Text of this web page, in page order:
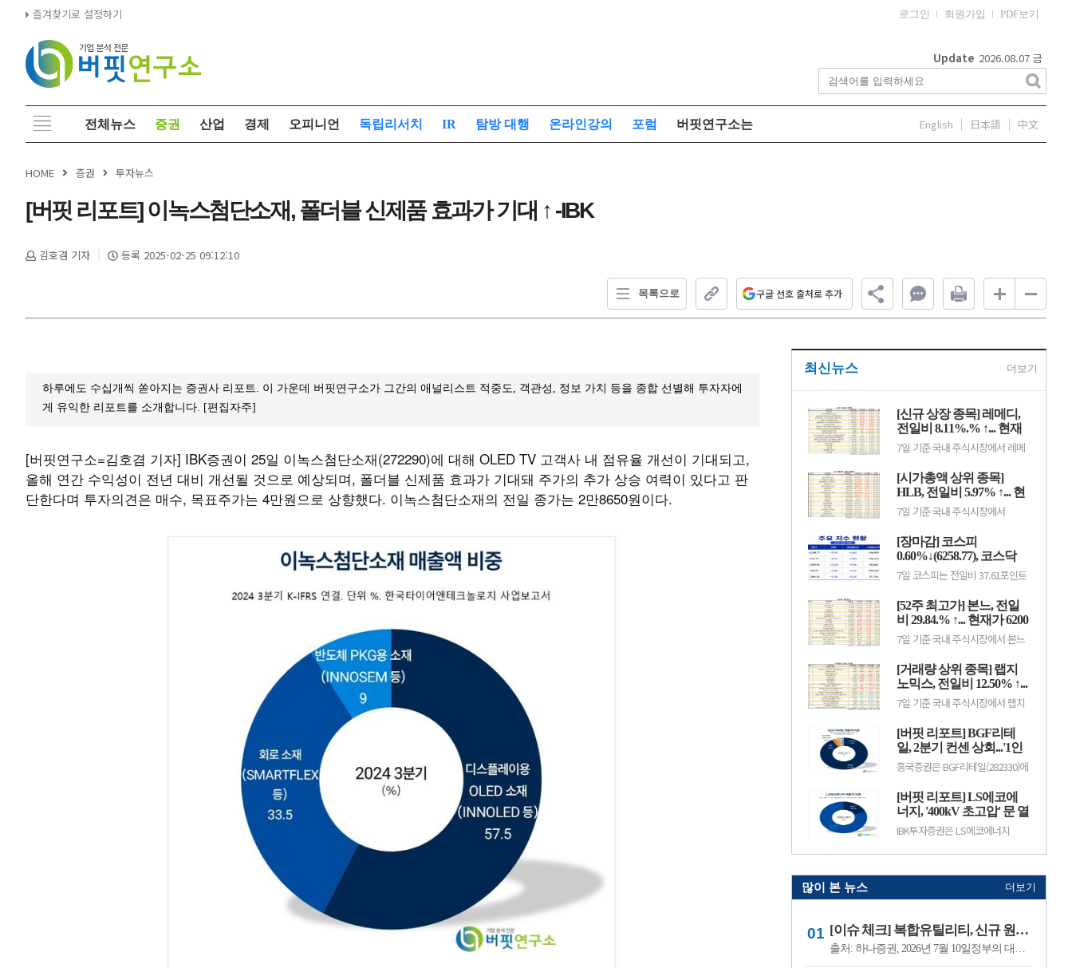
즐겨찾기로 설정하기 로그인 회원가입 PDF보기
Update 2026.08.07 금
전체뉴스 증권 산업 경제 오피니언 독립리서치 IR 탐방 대행 온라인강의 포럼 버핏연구소는 English 日本語 中文
HOME 증권 투자뉴스
[버핏 리포트] 이녹스첨단소재, 폴더블 신제품 효과가 기대 ↑ -IBK
김호겸 기자 등록 2025-02-25 09:12:10
목록으로 구글 선호 출처로 추가
하루에도 수십개씩 쏟아지는 증권사 리포트. 이 가운데 버핏연구소가 그간의 애널리스트 적중도, 객관성, 정보 가치 등을 종합 선별해 투자자에
게 유익한 리포트를 소개합니다. [편집자주]
[버핏연구소=김호겸 기자] IBK증권이 25일 이녹스첨단소재(272290)에 대해 OLED TV 고객사 내 점유율 개선이 기대되고,
올해 연간 수익성이 전년 대비 개선될 것으로 예상되며, 폴더블 신제품 효과가 기대돼 주가의 추가 상승 여력이 있다고 판
단한다며 투자의견은 매수, 목표주가는 4만원으로 상향했다. 이녹스첨단소재의 전일 종가는 2만8650원이다.
최신뉴스 더보기
[신규 상장 종목] 레메디,
전일비 8.11%.% ↑... 현재
가 1만530원
7일 기준 국내 주식시장에서 레메
(8.11%) 오른 1만530원에 거래 중
이다.레메디는 의료기기 관련 사업
을 영위하는 기업으로, 신규 상장
이후 투자자 수급과 성장 기대감에
따라 주가 변동성이 나타날 수 있
(0156T0, 1만870원, ▲370,
3.52%), 스트라드비젼(475040,
3070원, ▲30, 0.99%), 세미티에
스(0017J0, 3110...
[시가총액 상위 종목]
HLB, 전일비 5.97% ↑... 현
재가 3만7300원
7일 기준 국내 주식시장에서
(5.97%) 오른 3만7300원에 거래
중이다.HLB는 항암제 개발을 중심
으로 바이오 사업을 영위하는 기업
으로, 신약 허가와 임상 결과, 글로
벌 판매 기대감 등에 따라 주가 변
프로비엠(247540, 10만7000원,
▲4500, 4.39%), LG에너지솔루션
(373220, 36만원, ▲1만5000,
4.35%), 한.
[장마감] 코스피
0.60%↓(6258.77), 코스닥
0.36%↓(798.81)
7일 코스피는 전일비 37.61포인트
했다. 이날 개인과 기관은 각각
3451억원, 8880억원 순매수했고,
외국인은 1조2550억원 순매도했
다.코스닥은 전일비 2.86포인트
(0.36%) 하락한 798.81pt로 마쳤
했고, 외국인과 기관은 각각 2943
억원, 1049억원 순매도했다.임정
은 KB증권 연구원은 KB리서치 장
마감.
[52주 최고가] 본느, 전일
비 29.84.% ↑... 현재가 6200
원
7일 기준 국내 주식시장에서 본느
(29.84%) 오른 6200원에 거래 중
이다.본느는 화장품 ODM·브랜드
사업을 영위하는 기업으로, 색조·
기초 화장품 등 뷰티 제품을 중심
으로 사업을 전개하고 있다. K뷰티
따라 주가 변동성이 나타날 수 있
다.이어 BGF리테일(282330, 15만
3100원, ▲1만9600, 1...
[거래량 상위 종목] 랩지
노믹스, 전일비 12.50% ↑...
현재가 882원
7일 기준 국내 주식시장에서 랩지
(12.50%) 오른 882원에 거래 중이
다.랩지노믹스는 분자진단 및 유전
체 분석 서비스를 제공하는 기업으
로, 진단키트와 임상 유전체 검사
등을 주요 사업으로 영위하고 있
수급 변화에 따라 주가 변동성이
나타날 수 있다.이어 폴라리스
AI(039980, 6...
[버핏 리포트] BGF리테
일, 2분기 컨센 상회...'1인
가구 증가' '방한 외국인
소비 확대' 구조적 수혜 전
망 - 흥국
흥국증권은 BGF리테일(282330)에
대해 1~2인 가구 증가와 방한 외국
인 소비 확대에 따른 구조적 수혜
가 이어질 것으로 전망하며 투자의
견 ‘매수’를 유지했다. 목표주가는
기존 18만원에서 19만원으로 상향
했다. BGF리테일의 전일 종가는
연구원은 “1~2인 가구 증가에 따
[버핏 리포트] LS에코에
너지, '400kV 초고압' 문 열
었다...2027년 본격 수혜 기
대 - IBK
IBK투자증권은 LS에코에너지
덕트를 중심으로 안정적인 실적 성
초고압 케이블이 새로운 성장동력
으로 자리 잡을 전망이라며 투자의
견 '매수'를 유지하고 목표주가 7
너지의 전일 종가는 4만5550원이
다.김태현 IBK투자증권 연구원은
"올해 2분기 .
많이 본 뉴스 더보기
[이슈 체크] 복합유틸리티, 신규 원전 최대 4기 가능성…한국전력 장기 성장 기대